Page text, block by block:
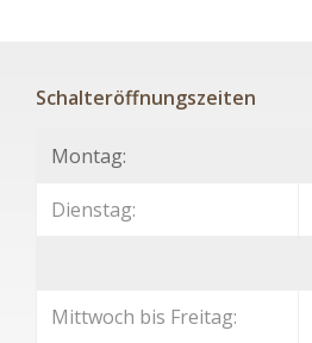
Schalteröffnungszeiten
Montag:
Dienstag:
Mittwoch bis Freitag: